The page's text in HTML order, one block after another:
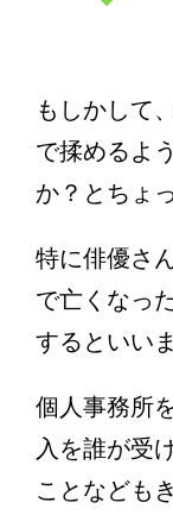
もしかして
で揉めるよ
か？とちょ
特に俳優さ
で亡くなっ
するといいま
個人事務所
入を誰が受
ことなども